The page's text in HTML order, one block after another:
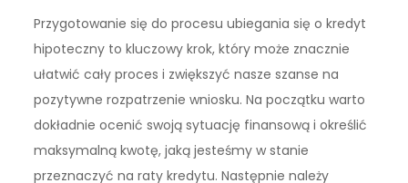
Przygotowanie się do procesu ubiegania się o kredyt
hipoteczny to kluczowy krok, który może znacznie
ułatwić cały proces i zwiększyć nasze szanse na
pozytywne rozpatrzenie wniosku. Na początku warto
dokładnie ocenić swoją sytuację finansową i określić
maksymalną kwotę, jaką jesteśmy w stanie
przeznaczyć na raty kredytu. Następnie należy